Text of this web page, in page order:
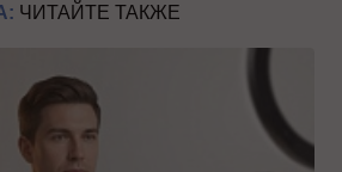
ЧИТАЙТЕ ТАКЖЕ